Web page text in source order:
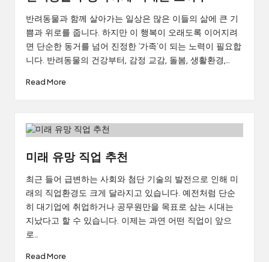
반려동물과 함께 살아가는 일상은 많은 이들의 삶에 큰 기
쁨과 위로를 줍니다. 하지만 이 행복이 오래도록 이어지려
면 단순한 동거를 넘어 진정한 ‘가족’이 되는 노력이 필요합
니다. 반려동물의 건강부터, 감정 교감, 돌봄, 생활환경,…
Read More
미래 유망 직업 추천
최근 들어 급변하는 사회와 첨단 기술의 발전으로 인해 미
래의 직업환경도 크게 달라지고 있습니다. 예전처럼 단순
히 대기업에 취업하거나 공무원만을 목표로 삼는 시대는
지났다고 할 수 있습니다. 이제는 과연 어떤 직업이 앞으
로…
Read More